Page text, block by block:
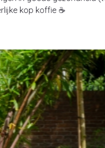
kop koffie ☕